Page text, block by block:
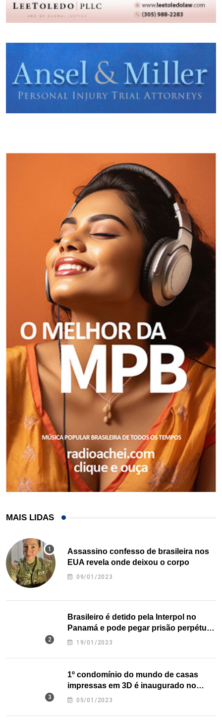
MAIS LIDAS
Assassino confesso de brasileira nos
EUA revela onde deixou o corpo
09/01/2023
Brasileiro é detido pela Interpol no
Panamá e pode pegar prisão perpétua
nos EUA
19/01/2023
1º condomínio do mundo de casas
impressas em 3D é inaugurado no
Texas
05/01/2023